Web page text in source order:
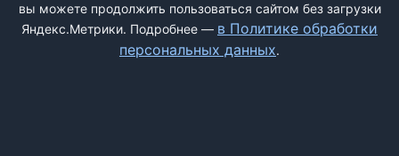
вы можете продолжить пользоваться сайтом без загрузки
Яндекс.Метрики. Подробнее — в Политике обработки
персональных данных.